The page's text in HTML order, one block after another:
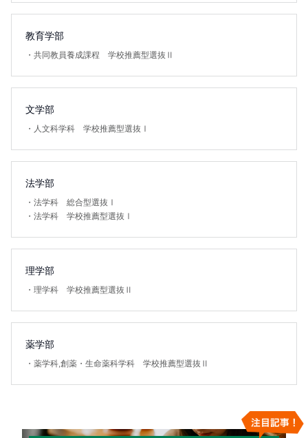
教育学部
・ 共同教員養成課程 学校推薦型選抜Ⅱ
文学部
・ 人文科学科 学校推薦型選抜Ⅰ
法学部
・ 法学科 総合型選抜Ⅰ
・ 法学科 学校推薦型選抜Ⅰ
理学部
・ 理学科 学校推薦型選抜Ⅱ
薬学部
・ 薬学科,創薬・生命薬科学科 学校推薦型選抜Ⅱ